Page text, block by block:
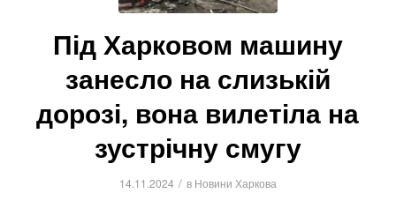
Під Харковом машину
занесло на слизькій
дорозі, вона вилетіла на
зустрічну смугу
14.11.2024 / в Новини Харкова